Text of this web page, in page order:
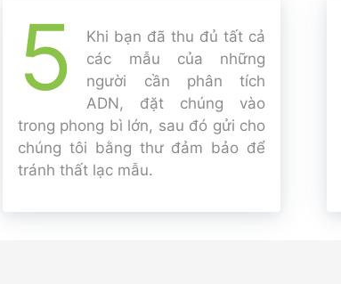
5
Khi bạn đã thu đủ tất cả
các mẫu của những
người cần phân tích
ADN, đặt chúng vào
trong phong bì lớn, sau đó gửi cho
chúng tôi bằng thư đảm bảo để
tránh thất lạc mẫu.